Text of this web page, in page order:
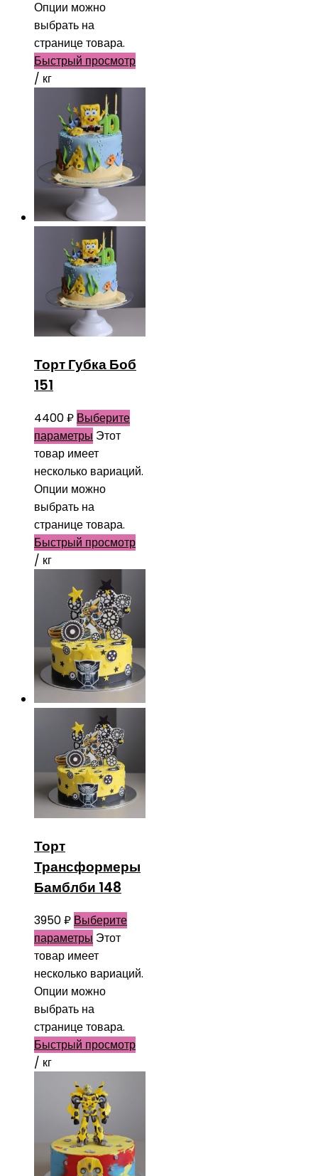
Опции можно
выбрать на
странице товара.
Быстрый просмотр
/ кг
Торт Губка Боб
151
4400₽ Выберите
параметры Этот
товар имеет
несколько вариаций.
Опции можно
выбрать на
странице товара.
Быстрый просмотр
/ кг
Торт
Трансформеры
Бамблби 148
3950₽ Выберите
параметры Этот
товар имеет
несколько вариаций.
Опции можно
выбрать на
странице товара.
Быстрый просмотр
/ кг